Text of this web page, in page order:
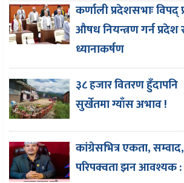
कर्णाली प्रदेशसभाः विपद्
औषध नियन्त्रण गर्न
ध्यानाकर्षण
३८ हजार वितरण हुँदापनि
सुर्खेतमा ग्याँस अभाव !
कांग्रेसभित्र एकता,
परिपक्वता झन आवश्यक :